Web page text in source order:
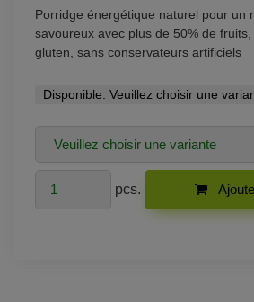
Porridge énergétique naturel pour un
savoureux avec plus de 50% de
gluten, sans conservateurs artificiels
Disponible: Veuillez choisir une
pcs.